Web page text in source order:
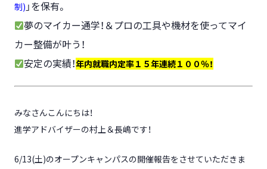
制) 」を保有。
夢のマイカー通学！＆プロの工具や機材を使ってマイ
カー整備が叶う！
安定の実績！年内就職内定率１５年連続１００％！
みなさんこんにちは！
進学アドバイザーの村上＆長嶋です！
6/13(土)のオープンキャンパスの開催報告をさせていただきま